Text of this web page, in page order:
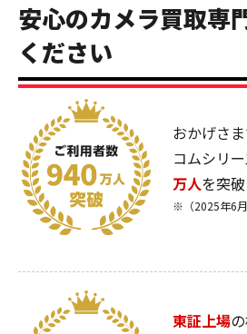
安心のカメラ買取専
ください
おかげさ
コムシリー
万人を突破
※（2025年6月
東証上場